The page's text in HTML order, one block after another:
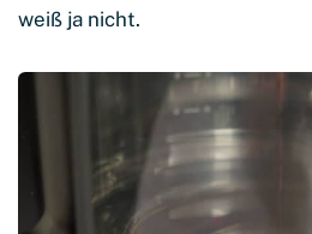
weiß ja nicht.